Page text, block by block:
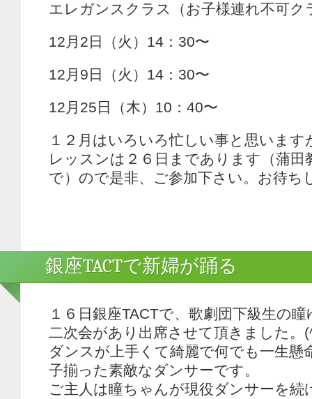
エレガンスクラス（お子様連れ不可ク
12月2日（火）14：30〜
12月9日（火）14：30〜
12月25日（木）10：40〜
１２月はいろいろ忙しい事と思います
レッスンは２６日まであります（蒲田
で）ので是非、ご参加下さい。お待ち
銀座TACTで新婦が踊る
１６日銀座TACTで、歌劇団下級生の
二次会があり出席させて頂きました。
ダンスが上手くて綺麗で何でも一生懸
子揃った素敵なダンサーです。
ご主人は瞳ちゃんが現役ダンサーを続